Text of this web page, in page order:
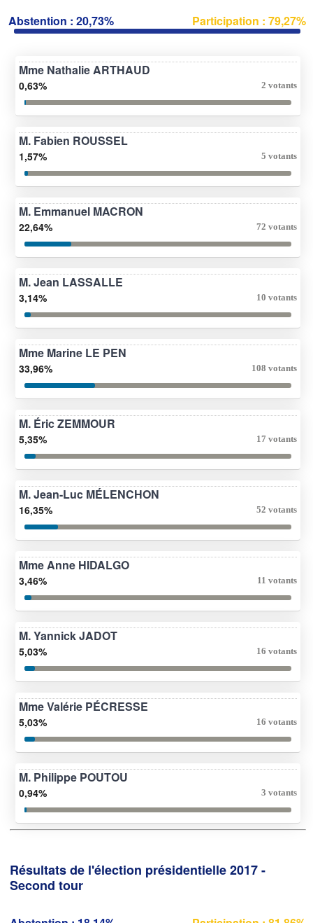
Abstention : 20,73% Participation : 79,27%
Mme Nathalie ARTHAUD
0,63% 2 votants
M. Fabien ROUSSEL
1,57% 5 votants
M. Emmanuel MACRON
22,64% 72 votants
M. Jean LASSALLE
3,14% 10 votants
Mme Marine LE PEN
33,96% 108 votants
M. Éric ZEMMOUR
5,35% 17 votants
M. Jean-Luc MÉLENCHON
16,35% 52 votants
Mme Anne HIDALGO
3,46% 11 votants
M. Yannick JADOT
5,03% 16 votants
Mme Valérie PÉCRESSE
5,03% 16 votants
M. Philippe POUTOU
0,94% 3 votants
Résultats de l'élection présidentielle 2017 -
Second tour